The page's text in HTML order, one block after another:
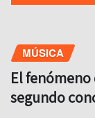
MÚSICA
El fenómeno
segundo